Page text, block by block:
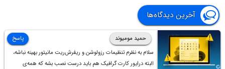
آخرین دیدگاه‌ها
حمید مومیوند
سلام به نظرم تنظیمات رزولوشن و ریفرش‌ریت مانیتور بهینه نباشه،
البته درایور کارت گرافیک هم باید درست نصب بشه که همه‌ی
پاسخ